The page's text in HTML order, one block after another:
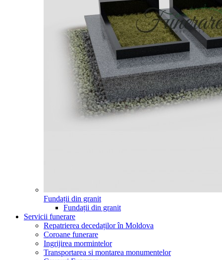
Fundații din granit
Fundații din granit
Servicii funerare
Repatrierea decedaților în Moldova
Coroane funerare
Ingrijirea mormintelor
Transportarea si montarea monumentelor